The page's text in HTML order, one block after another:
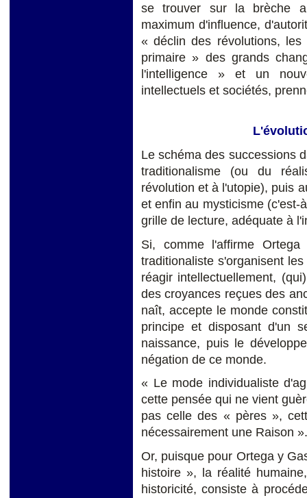
se trouver sur la brèche
maximum d'influence,
« déclin des révolutions,
primaire » des grands
l'intelligence » et un
intellectuels et sociétés,
Le schéma des successions
traditionalisme (ou du
révolution et à l'utopie), puis
et enfin au mysticisme (c'est-
grille de lecture, adéquate à
Si, comme l'affirme
traditionaliste s'organisent
réagir intellectuellement,
des croyances reçues des
naît, accepte le monde
principe et disposant d'un
naissance, puis le
négation de ce monde.
« Le mode individualiste
cette pensée qui ne vient
pas celle des « pères »,
nécessairement une Raison ».
Or, puisque pour Ortega y
histoire », la réalité
historicité, consiste à